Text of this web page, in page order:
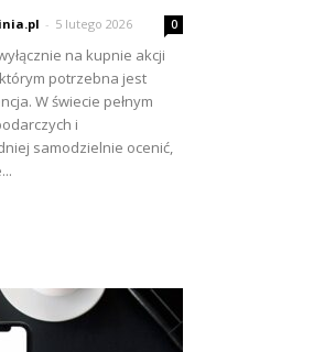
- 5 lutego 2026 0
na kupnie akcji
potrzebna jest
W świecie pełnym
i
samodzielnie ocenić,